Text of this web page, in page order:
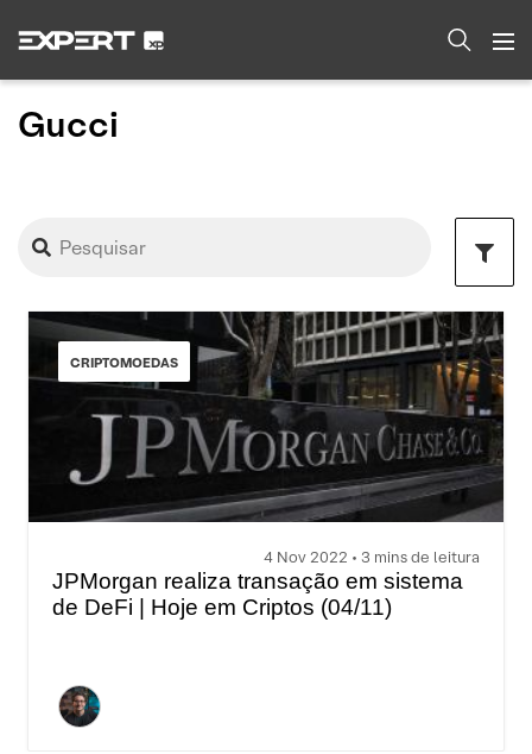
Gucci
CRIPTOMOEDAS
4 Nov 2022 • 3 mins de leitura
JPMorgan realiza transação em sistema
de DeFi | Hoje em Criptos (04/11)